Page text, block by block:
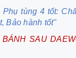
Phụ tùng 4 tốt:
Bảo hành tốt"
SAU